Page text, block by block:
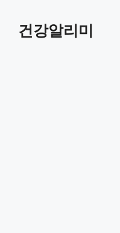
건강알리미